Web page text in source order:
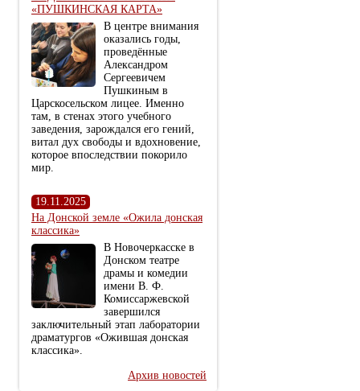
«ПУШКИНСКАЯ КАРТА»
В центре внимания
оказались годы,
проведённые
Александром
Сергеевичем
Пушкиным в
Царскосельском лицее. Именно
там, в стенах этого учебного
заведения, зарождался его гений,
витал дух свободы и вдохновение,
которое впоследствии покорило
мир.
19.11.2025
На Донской земле «Ожила донская
классика»
В Новочеркасске в
Донском театре
драмы и комедии
имени В. Ф.
Комиссаржевской
завершился
заключительный этап лаборатории
драматургов «Ожившая донская
классика».
Архив новостей